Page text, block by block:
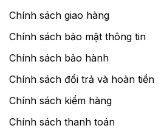
Chính sách giao hàng
Chính sách bảo mật thông tin
Chính sách bảo hành
Chính sách đổi trả và hoàn tiền
Chính sách kiểm hàng
Chính sách thanh toán